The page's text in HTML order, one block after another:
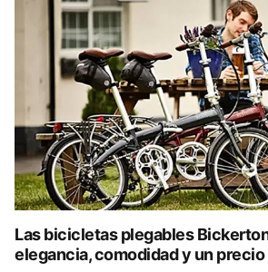
Las bicicletas plegables
elegancia, comodidad y un